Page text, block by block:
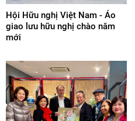
Hội Hữu nghị Việt Nam - Áo
giao lưu hữu nghị chào năm
mới